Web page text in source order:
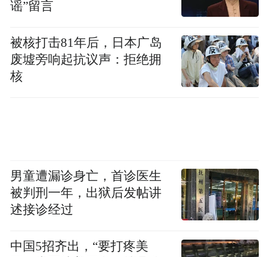
谣”留言
被核打击81年后，日本广岛
废墟旁响起抗议声：拒绝拥
核
男童遭漏诊身亡，首诊医生
被判刑一年，出狱后发帖讲
述接诊经过
中国5招齐出，“要打疼美